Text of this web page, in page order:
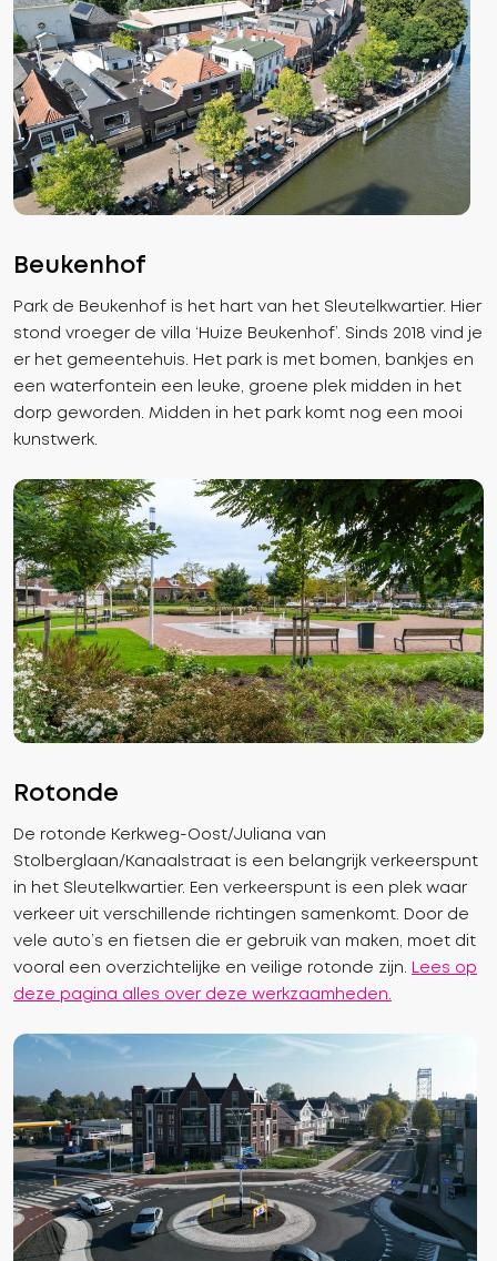
Beukenhof
Park de Beukenhof is het hart van het Sleutelkwartier. Hier
stond vroeger de villa ‘Huize Beukenhof’. Sinds 2018 vind je
er het gemeentehuis. Het park is met bomen, bankjes en
een waterfontein een leuke, groene plek midden in het
dorp geworden. Midden in het park komt nog een mooi
kunstwerk.
Rotonde
De rotonde Kerkweg-Oost/Juliana van
Stolberglaan/Kanaalstraat is een belangrijk verkeerspunt
in het Sleutelkwartier. Een verkeerspunt is een plek waar
verkeer uit verschillende richtingen samenkomt. Door de
vele auto’s en fietsen die er gebruik van maken, moet dit
vooral een overzichtelijke en veilige rotonde zijn. Lees op
deze pagina alles over deze werkzaamheden.